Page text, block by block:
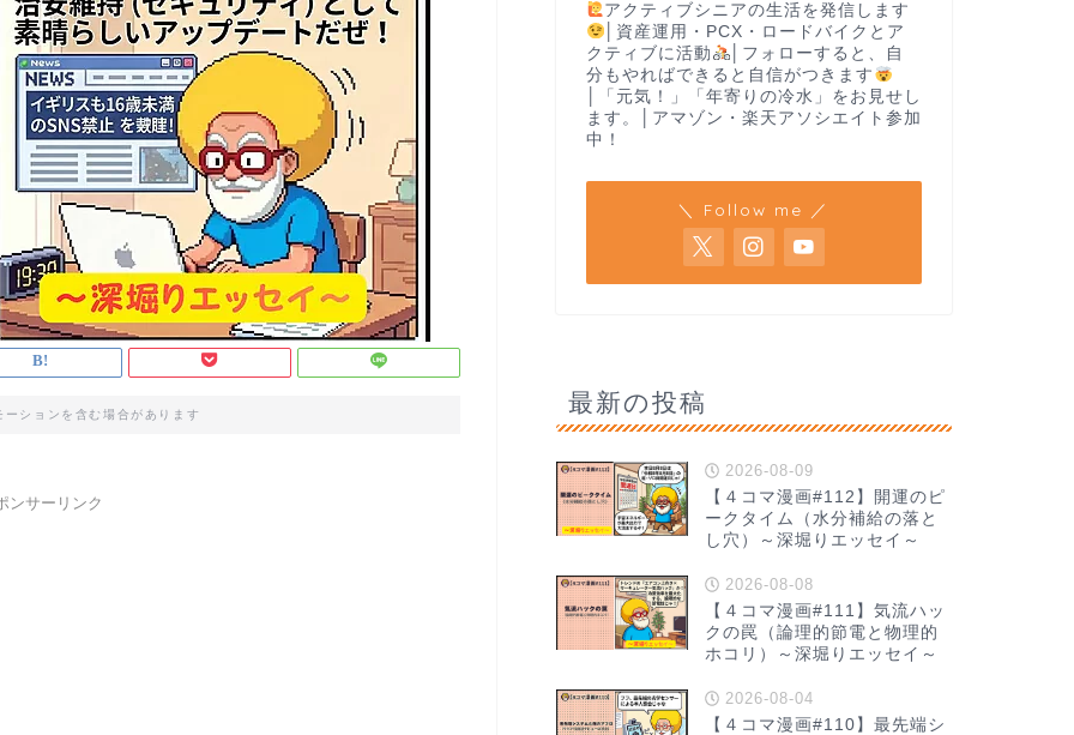
ーションを含む場合があります
ンサーリンク
アクティブシニアの生活を発信します
│資産運用・PCX・ロードバイクとア
クティブに活動
│フォローすると、自
分もやればできると自信がつきます
│「元気！」「年寄りの冷水」をお見せし
ます。│アマゾン・楽天アソシエイト参加
中！
＼ Follow me ／
最新の投稿
2026-08-09
【４コマ漫画#112】開運のピ
ークタイム（水分補給の落と
し穴）～深堀りエッセイ～
2026-08-08
【４コマ漫画#111】気流ハッ
クの罠（論理的節電と物理的
ホコリ）～深堀りエッセイ～
2026-08-04
【４コマ漫画#110】最先端シ